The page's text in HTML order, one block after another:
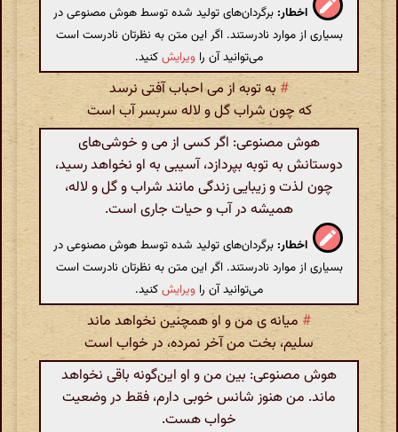
اخطار: برگردان‌های تولید شده توسط هوش مصنوعی در
بسیاری از موارد نادرستند. اگر این متن به نظرتان نادرست است
می‌توانید آن را ویرایشکنید.
# به توبه از می احباب آفتی نرسد
که چون شراب گل و لاله سربسر آب است
هوش مصنوعی: اگر کسی از می و خوشی‌های
دوستانش به توبه بپردازد، آسیبی به او نخواهد رسید،
چون لذت و زیبایی زندگی مانند شراب و گل و لاله،
همیشه در آب و حیات جاری است.
اخطار: برگردان‌های تولید شده توسط هوش مصنوعی در
بسیاری از موارد نادرستند. اگر این متن به نظرتان نادرست است
می‌توانید آن را ویرایشکنید.
# میانه ی من و او همچنین نخواهد ماند
سلیم، بخت من آخر نمرده، در خواب است
هوش مصنوعی: بین من و او این‌گونه باقی نخواهد
ماند. من هنوز شانس خوبی دارم، فقط در وضعیت
خواب هست.